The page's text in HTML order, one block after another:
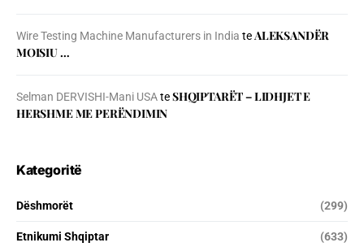
Wire Testing Machine Manufacturers in India teALEKSANDËR
MOISIU …
Selman DERVISHI-Mani USAteSHQIPTARËT – LIDHJET E
HERSHME ME PERËNDIMIN
Kategoritë
Dëshmorët (299)
Etnikumi Shqiptar (633)